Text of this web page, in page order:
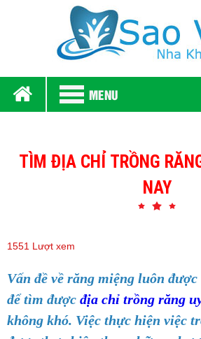
MENU
TÌM ĐỊA CHỈ TRỒNG
NAY
1551 Lượt xem
Vấn đề về răng miệng luôn
để tìm được địa chỉ trồng răng
không khó. Việc thực hiện việc